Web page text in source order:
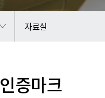
자료실
인증마크